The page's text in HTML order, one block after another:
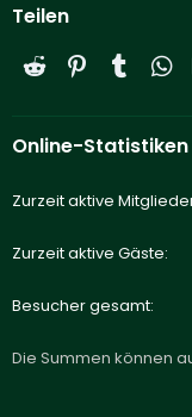
Teilen
Reddit Pinterest
Online-Statistiken
Zurzeit aktive
Zurzeit aktive Gäste
Besucher gesamt
Die Summen können